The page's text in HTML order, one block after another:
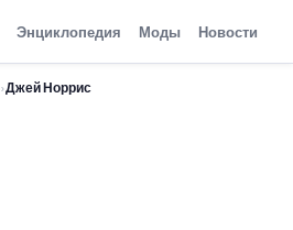
Энциклопедия Моды Новости
›Джей Норрис